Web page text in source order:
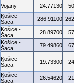
Vojany 24.77130
Košice -
Šaca
286.91100
Košice -
Šaca
28.89700
Košice -
Šaca
79.49860
Košice -
Šaca
19.73300
Košice -
Šaca
26.54620